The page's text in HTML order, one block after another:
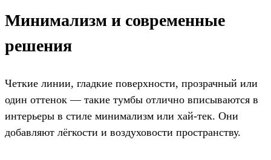
Минимализм и современные
решения
Четкие линии, гладкие поверхности, прозрачный или
один оттенок — такие тумбы отлично вписываются в
интерьеры в стиле минимализм или хай-тек. Они
добавляют лёгкости и воздуховости пространству.